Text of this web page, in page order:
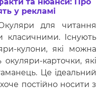
у рекламі
для читання
класичними. Існують
кулони, які можна
окуляри-карточки, які
Це ідеальний
постійно носити з